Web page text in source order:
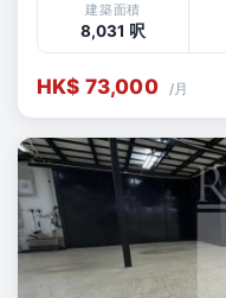
建築面積
8,031 呎
HK$ 73,000 /月